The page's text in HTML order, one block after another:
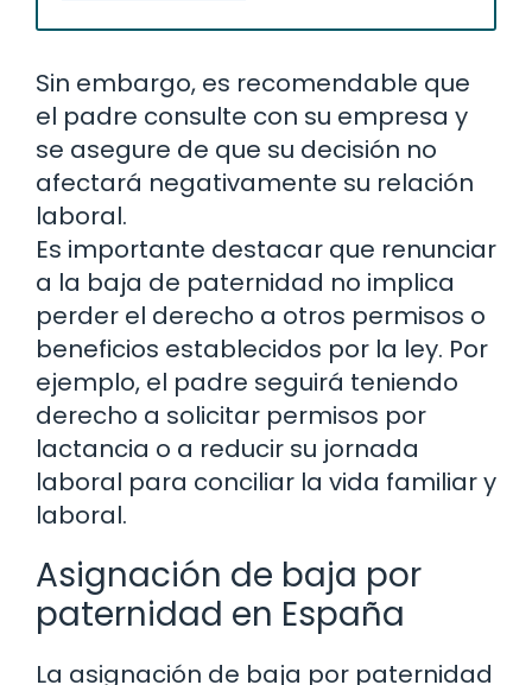
Sin embargo, es recomendable que
el padre consulte con su empresa y
se asegure de que su decisión no
afectará negativamente su relación
laboral.
Es importante destacar que renunciar
a la baja de paternidad no implica
perder el derecho a otros permisos o
beneficios establecidos por la ley. Por
ejemplo, el padre seguirá teniendo
derecho a solicitar permisos por
lactancia o a reducir su jornada
laboral para conciliar la vida familiar y
laboral.
Asignación de baja por
paternidad en España
La asignación de baja por paternidad